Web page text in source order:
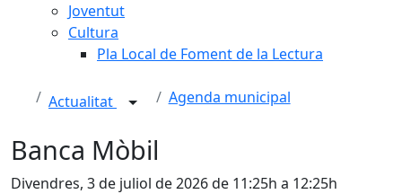
Joventut
Cultura
Pla Local de Foment de la Lectura
Actualitat Agenda municipal
Banca Mòbil
Divendres, 3 de juliol de 2026 de 11:25h a 12:25h